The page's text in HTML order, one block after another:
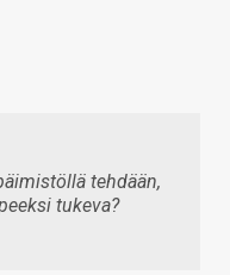
tehdään,
tukeva?